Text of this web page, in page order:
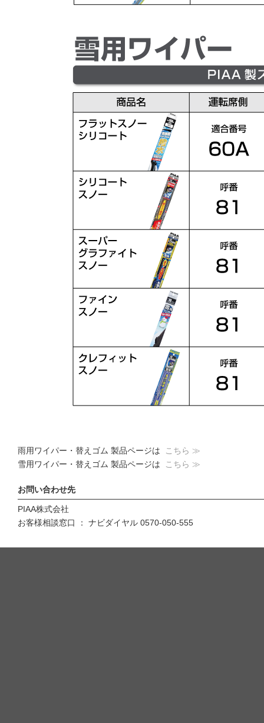
雨用ワイパー・替えゴム 製品ページは
こちら ≫
雪用ワイパー・替えゴム 製品ページは
こちら ≫
お問い合わせ先
PIAA株式会社
お客様相談窓口 ： ナビダイヤル 0570-050-555